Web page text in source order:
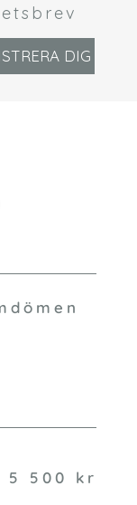
DIG
5 500 kr